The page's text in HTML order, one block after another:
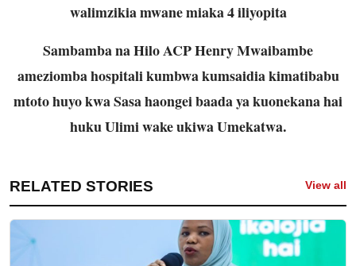
walimzikia mwane miaka 4 iliyopita
Sambamba na Hilo ACP Henry Mwaibambe
ameziomba hospitali kumbwa kumsaidia kimatibabu
mtoto huyo kwa Sasa haongei baada ya kuonekana hai
huku Ulimi wake ukiwa Umekatwa.
RELATED STORIES View all